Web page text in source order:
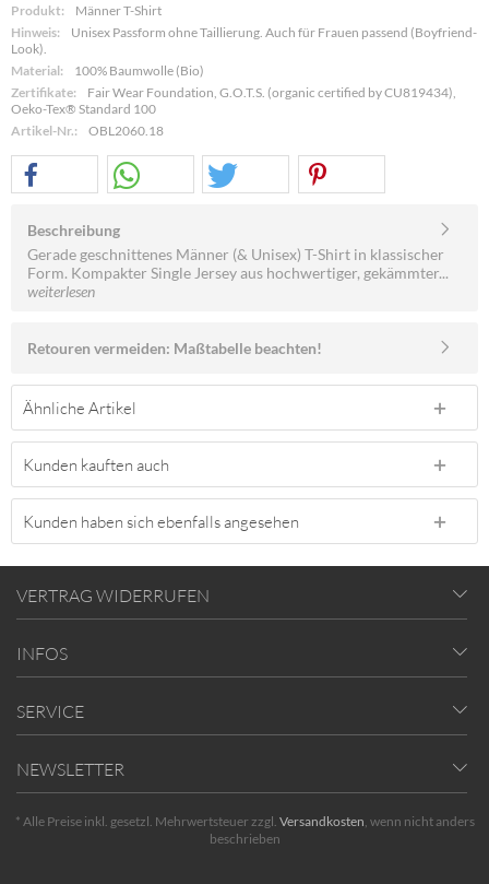
Produkt:
Männer T-Shirt
Hinweis:
Unisex Passform ohne Taillierung. Auch für Frauen passend (Boyfriend-
Look).
Material:
100% Baumwolle (Bio)
Zertifikate:
Fair Wear Foundation, G.O.T.S. (organic certified by CU819434),
Oeko-Tex® Standard 100
Artikel-Nr.:
OBL2060.18
Beschreibung
Gerade geschnittenes Männer (& Unisex) T-Shirt in klassischer
Form. Kompakter Single Jersey aus hochwertiger, gekämmter...
weiterlesen
Retouren vermeiden: Maßtabelle beachten!
Ähnliche Artikel
Kunden kauften auch
Kunden haben sich ebenfalls angesehen
VERTRAG WIDERRUFEN
INFOS
SERVICE
NEWSLETTER
* Alle Preise inkl. gesetzl. Mehrwertsteuer zzgl. Versandkosten, wenn nicht anders
beschrieben